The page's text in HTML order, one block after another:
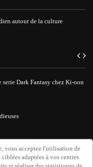
autour de la culture
Dark Fantasy chez Ki-oon
nouvel album orchestral de
vous acceptez l'utilisation de
adaptées à vos centres